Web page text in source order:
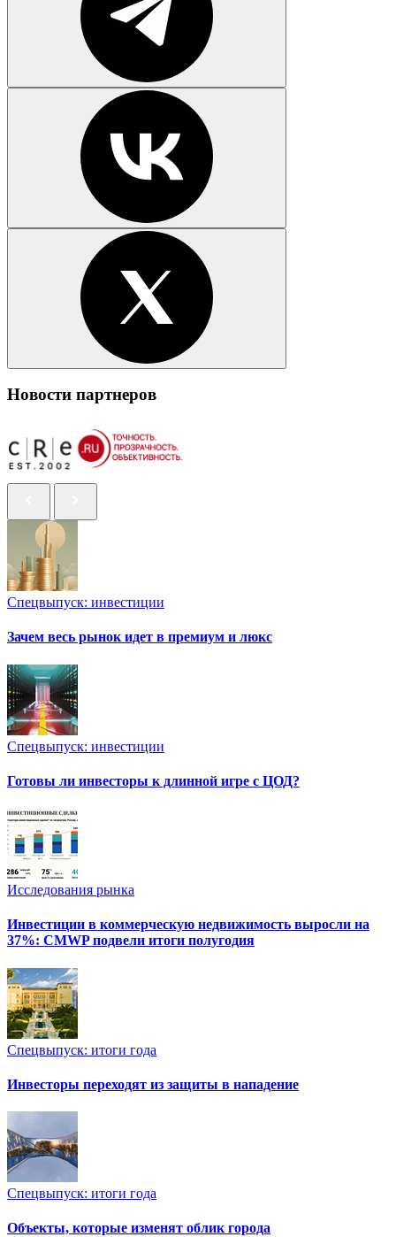
Новости партнеров
Спецвыпуск: инвестиции
Зачем весь рынок идет в премиум и люкс
Спецвыпуск: инвестиции
Готовы ли инвесторы к длинной игре с ЦОД?
Исследования рынка
Инвестиции в коммерческую недвижимость выросли на
37%: CMWP подвели итоги полугодия
Спецвыпуск: итоги года
Инвесторы переходят из защиты в нападение
Спецвыпуск: итоги года
Объекты, которые изменят облик города